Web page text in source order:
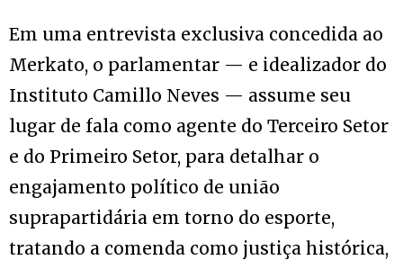
Em uma entrevista exclusiva concedida ao
Merkato, o parlamentar — e idealizador do
Instituto Camillo Neves — assume seu
lugar de fala como agente do Terceiro Setor
e do Primeiro Setor, para detalhar o
engajamento político de união
suprapartidária em torno do esporte,
tratando a comenda como justiça histórica,